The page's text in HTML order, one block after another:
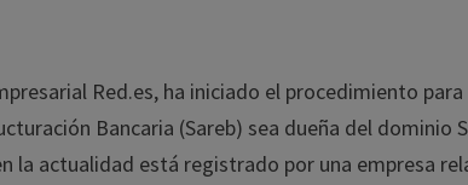
Red.es, ha iniciado el procedimiento para
Bancaria (Sareb) sea dueña del dominio
la actualidad está registrado por una empresa